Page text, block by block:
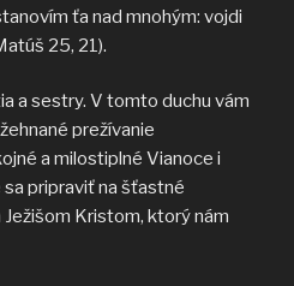
ťa nad mnohým: vojdi
25, 21).
a sestry. V tomto duchu vám
prežívanie
a milostiplné Vianoce i
pripraviť na šťastné
Kristom, ktorý nám